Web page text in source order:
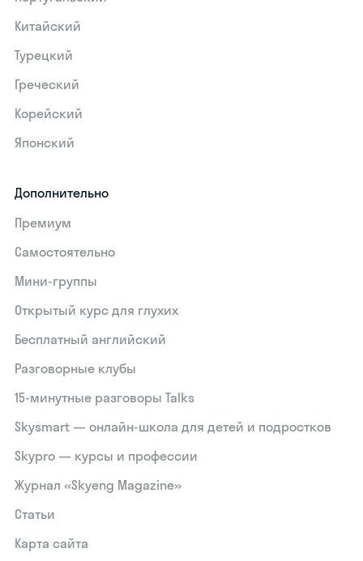
Китайский
Турецкий
Греческий
Корейский
Японский
Дополнительно
Премиум
Самостоятельно
Мини-группы
Открытый курс для глухих
Бесплатный английский
Разговорные клубы
15‑минутные разговоры Talks
Skysmart — онлайн-школа для детей и подростков
Skypro — курсы и профессии
Журнал «Skyeng Magazine»
Статьи
Карта сайта